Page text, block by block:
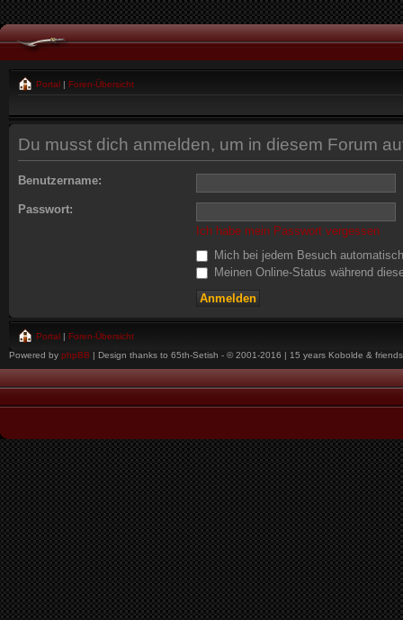
Portal | Foren-Übersicht
Du musst dich anmelden, um in diesem Forum
Benutzername:
Passwort:
Ich habe mein Passwort vergessen
Mich bei jedem Besuch
Meinen Online-Status während
Portal | Foren-Übersicht
Powered by phpBB | Design thanks to 65th-Setish - © 2001-2016 | 15 years Kobolde & friends